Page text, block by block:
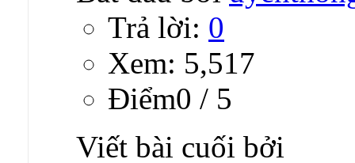
Trả lời: 0
Xem: 5,517
Ðiểm0 / 5
Viết bài cuối bởi